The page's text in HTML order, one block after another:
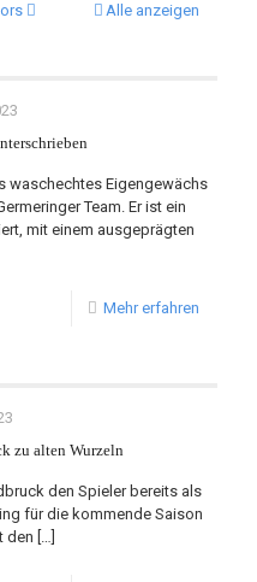
Alle anzeigen
waschechtes Eigengewächs
Team. Er ist ein
mit einem ausgeprägten
Mehr erfahren
zu alten Wurzeln
den Spieler bereits als
für die kommende Saison
den […]